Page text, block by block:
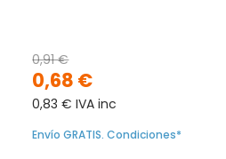
0,68 €
0,91 €
0,83 € IVA inc
Envío GRATIS. Condiciones*